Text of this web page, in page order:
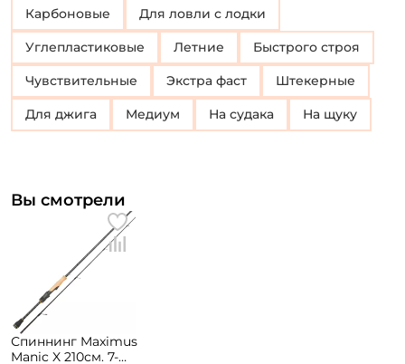
Карбоновые Для ловли с лодки
Углепластиковые Летние Быстрого строя
Чувствительные Экстра фаст Штекерные
Для джига Медиум На судака На щуку
Вы смотрели
Спиннинг Maximus
Manic X 210см. 7-